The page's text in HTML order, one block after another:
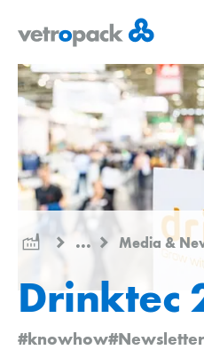
alla
pagina
iniziale
contenuto
contatto
... Media &
Drinktec
#knowhow